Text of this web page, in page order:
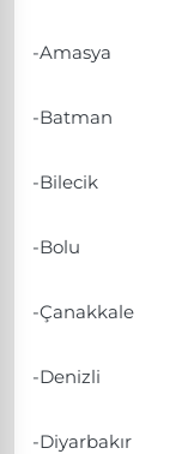
-Amasya
-Batman
-Bilecik
-Bolu
-Çanakkale
-Denizli
-Diyarbakır